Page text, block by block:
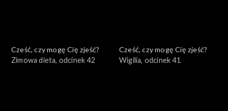
Cześć, czy mogę Cię zjeść?
Zimowa dieta, odcinek 42
Cześć, czy mogę Cię zjeść?
Wigilia, odcinek 41